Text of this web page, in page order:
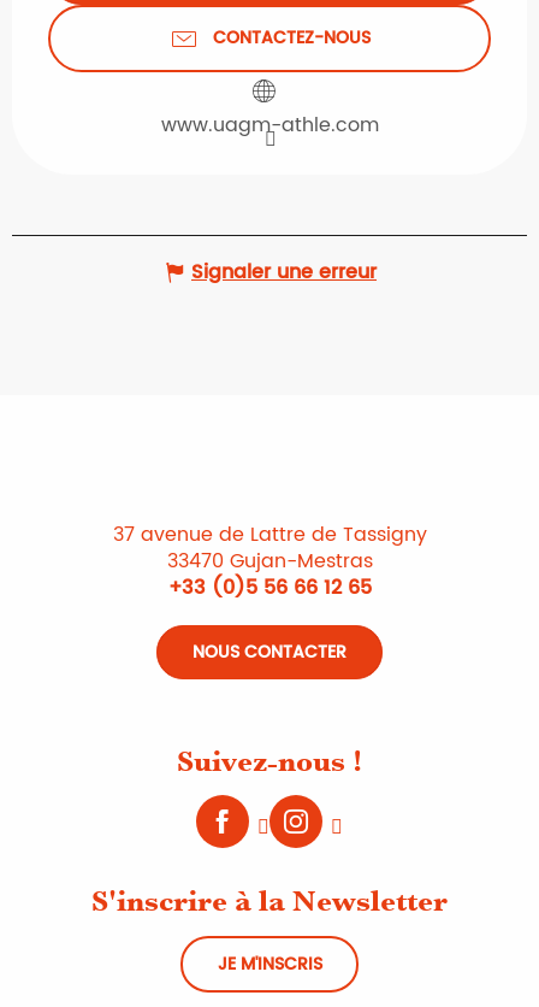
CONTACTEZ-NOUS
www.uagm-athle.com
Signaler une erreur
37 avenue de Lattre de Tassigny
33470 Gujan-Mestras
+33 (0)5 56 66 12 65
NOUS CONTACTER
Suivez-nous !
S'inscrire à la Newsletter
JE M'INSCRIS